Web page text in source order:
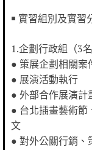
￭ 實習組別及實習
1.企劃行政組（3名
● 策展企劃相關案
● 展演活動執行
● 外部合作展演計
● 台北插畫藝術節
文
● 對外公關行銷、